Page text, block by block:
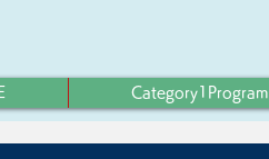
Category1Program